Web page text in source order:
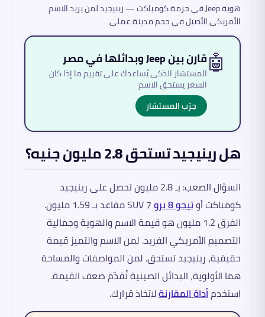
هوية Jeep في حزمة كومباكت — رينيجيد لمن يريد الاسم
الأمريكي الأصيل في حجم مدينة عملي
🤖قارن بين Jeep وبدائلها في مصر
المستشار الذكي يُساعدك على تقييم ما إذا كان
السعر يستحق الاسم
جرّب المستشار
هل رينيجيد تستحق 2.8 مليون جنيه؟
السؤال الصعب: بـ 2.8 مليون تحصل على رينيجيد
كومباكت أوتيجو 8 برو
SUV 7 مقاعد بـ 1.59 مليون.
الفرق 1.2 مليون هو قيمة الاسم والهوية وجمالية
التصميم الأمريكي الفريد. لمن الاسم والتميز قيمة
حقيقية، رينيجيد تستحق. لمن المواصفات والمساحة
هما الأولوية، البدائل الصينية تُقدّم ضعف القيمة.
استخدمأداة المقارنةلاتخاذ قرارك.